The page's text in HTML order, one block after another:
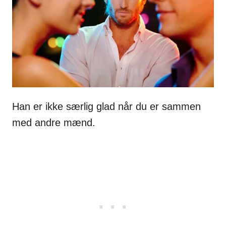
Han er ikke særlig glad når du er sammen
med andre mænd.